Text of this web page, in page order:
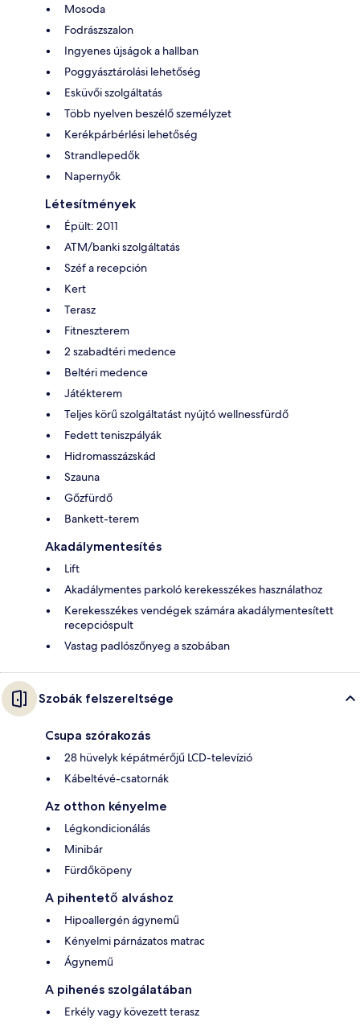
Mosoda
Fodrászszalon
Ingyenes újságok a hallban
Poggyásztárolási lehetőség
Esküvői szolgáltatás
Több nyelven beszélő személyzet
Kerékpárbérlési lehetőség
Strandlepedők
Napernyők
Létesítmények
Épült: 2011
ATM/banki szolgáltatás
Széf a recepción
Kert
Terasz
Fitneszterem
2 szabadtéri medence
Beltéri medence
Játékterem
Teljes körű szolgáltatást nyújtó wellnessfürdő
Fedett teniszpályák
Hidromasszázskád
Szauna
Gőzfürdő
Bankett-terem
Akadálymentesítés
Lift
Akadálymentes parkoló kerekesszékes használathoz
Kerekesszékes vendégek számára akadálymentesített
recepcióspult
Vastag padlószőnyeg a szobában
Szobák felszereltsége
Csupa szórakozás
28 hüvelyk képátmérőjű LCD-televízió
Kábeltévé-csatornák
Az otthon kényelme
Légkondicionálás
Minibár
Fürdőköpeny
A pihentető alváshoz
Hipoallergén ágynemű
Kényelmi párnázatos matrac
Ágynemű
A pihenés szolgálatában
Erkély vagy kövezett terasz